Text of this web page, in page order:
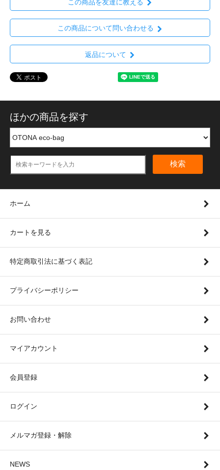
この商品を友達に教える
この商品について問い合わせる
返品について
ほかの商品を探す
検索
ホーム
カートを見る
特定商取引法に基づく表記
プライバシーポリシー
お問い合わせ
マイアカウント
会員登録
ログイン
メルマガ登録・解除
NEWS